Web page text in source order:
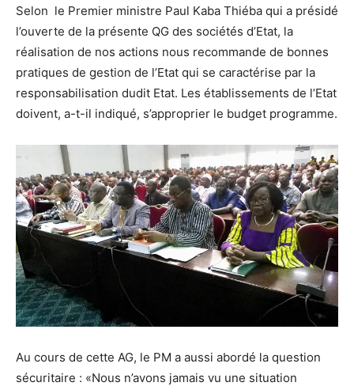
Selon le Premier ministre Paul Kaba Thiéba qui a présidé
l’ouverte de la présente QG des sociétés d’Etat, la
réalisation de nos actions nous recommande de bonnes
pratiques de gestion de l’Etat qui se caractérise par la
responsabilisation dudit Etat. Les établissements de l’Etat
doivent, a-t-il indiqué, s’approprier le budget programme.
Au cours de cette AG, le PM a aussi abordé la question
sécuritaire : «Nous n’avons jamais vu une situation